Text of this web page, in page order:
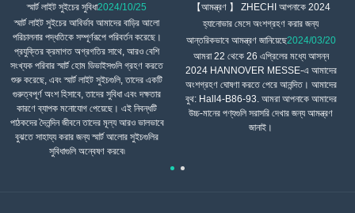
স্মার্ট লাইট সুইচের সুবিধা2024/10/25
স্মার্ট লাইট সুইচের আবির্ভাব আমাদের বাড়ির আলো
পরিচালনার পদ্ধতিকে সম্পূর্ণরূপে পরিবর্তন করেছে।
প্রযুক্তির ক্রমাগত অগ্রগতির সাথে, আরও বেশি
সংখ্যক পরিবার স্মার্ট হোম ডিভাইসগুলি গ্রহণ করতে
শুরু করেছে, এবং স্মার্ট লাইট সুইচগুলি, তাদের একটি
গুরুত্বপূর্ণ অংশ হিসাবে, তাদের সুবিধা এবং দক্ষতার
কারণে ব্যাপক মনোযোগ পেয়েছে। এই নিবন্ধটি
পাঠকদের দৈনন্দিন জীবনে তাদের মূল্য আরও ভালভাবে
বুঝতে সাহায্য করার জন্য স্মার্ট আলোর সুইচগুলির
সুবিধাগুলি অন্বেষণ করবে৷
【আমন্ত্রণ 】 ZHECHI আপনাকে 2024
হ্যানোভার মেসে অংশগ্রহণ করার জন্য
আন্তরিকভাবে আমন্ত্রণ জানিয়েছে2024/03/20
আমরা 22 থেকে 26 এপ্রিলের মধ্যে আসন্ন
2024 HANNOVER MESSE-এ আমাদের
অংশগ্রহণ ঘোষণা করতে পেরে আনন্দিত। আমাদের
বুথ: Hall4-B86-93. আমরা আপনাকে আমাদের
উচ্চ-মানের পণ্যগুলি সরাসরি দেখার জন্য আমন্ত্রণ
জানাই।